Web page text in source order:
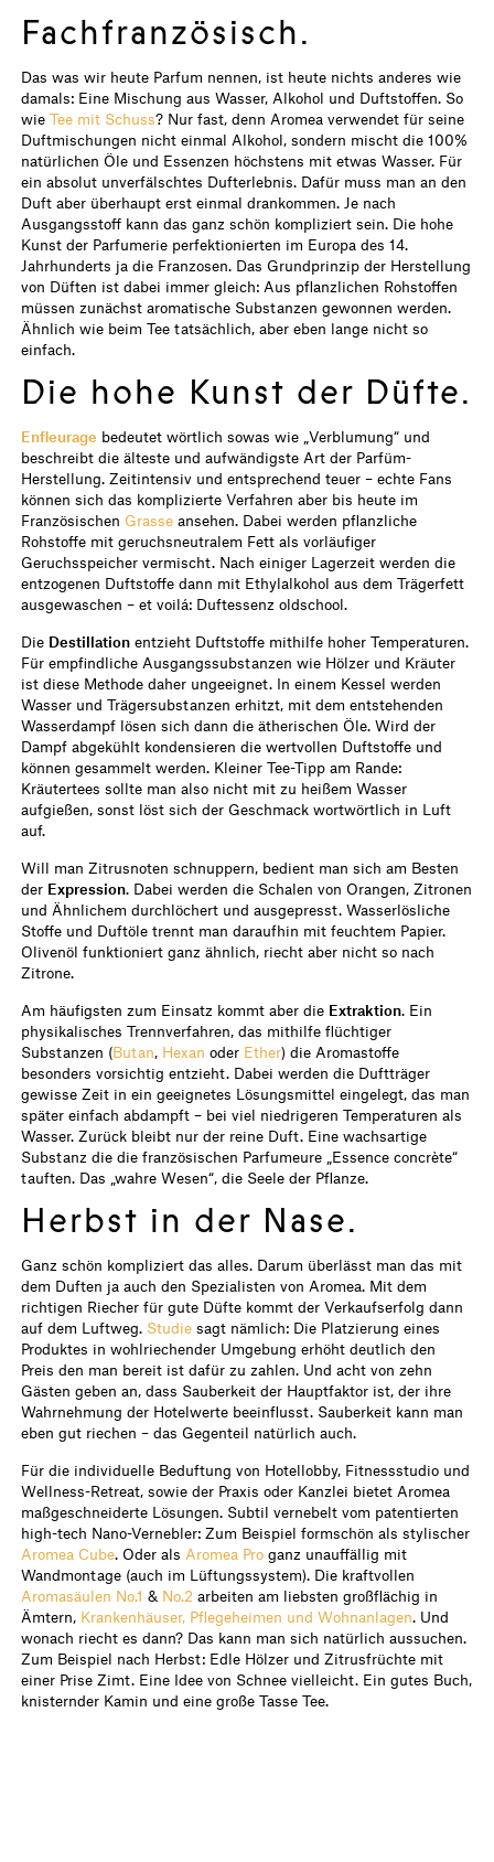
Fachfranzösisch.
Das was wir heute Parfum nennen, ist heute nichts anderes wie
damals: Eine Mischung aus Wasser, Alkohol und Duftstoffen. So
wieTee mit Schuss? Nur fast, denn Aromea verwendet für seine
Duftmischungen nicht einmal Alkohol, sondern mischt die 100%
natürlichen Öle und Essenzen höchstens mit etwas Wasser. Für
ein absolut unverfälschtes Dufterlebnis. Dafür muss man an den
Duft aber überhaupt erst einmal drankommen. Je nach
Ausgangsstoff kann das ganz schön kompliziert sein. Die hohe
Kunst der Parfumerie perfektionierten im Europa des 14.
Jahrhunderts ja die Franzosen. Das Grundprinzip der Herstellung
von Düften ist dabei immer gleich: Aus pflanzlichen Rohstoffen
müssen zunächst aromatische Substanzen gewonnen werden.
Ähnlich wie beim Tee tatsächlich, aber eben lange nicht so
einfach.
Die hohe Kunst der Düfte.
Enfleurage bedeutet wörtlich sowas wie „Verblumung“ und
beschreibt die älteste und aufwändigste Art der Parfüm-
Herstellung. Zeitintensiv und entsprechend teuer – echte Fans
können sich das komplizierte Verfahren aber bis heute im
Französischen Grasse ansehen. Dabei werden pflanzliche
Rohstoffe mit geruchsneutralem Fett als vorläufiger
Geruchsspeicher vermischt. Nach einiger Lagerzeit werden die
entzogenen Duftstoffe dann mit Ethylalkohol aus dem Trägerfett
ausgewaschen – et voilá: Duftessenz oldschool.
Die Destillation entzieht Duftstoffe mithilfe hoher Temperaturen.
Für empfindliche Ausgangssubstanzen wie Hölzer und Kräuter
ist diese Methode daher ungeeignet. In einem Kessel werden
Wasser und Trägersubstanzen erhitzt, mit dem entstehenden
Wasserdampf lösen sich dann die ätherischen Öle. Wird der
Dampf abgekühlt kondensieren die wertvollen Duftstoffe und
können gesammelt werden. Kleiner Tee-Tipp am Rande:
Kräutertees sollte man also nicht mit zu heißem Wasser
aufgießen, sonst löst sich der Geschmack wortwörtlich in Luft
auf.
Will man Zitrusnoten schnuppern, bedient man sich am Besten
der Expression. Dabei werden die Schalen von Orangen, Zitronen
und Ähnlichem durchlöchert und ausgepresst. Wasserlösliche
Stoffe und Duftöle trennt man daraufhin mit feuchtem Papier.
Olivenöl funktioniert ganz ähnlich, riecht aber nicht so nach
Zitrone.
Am häufigsten zum Einsatz kommt aber die Extraktion. Ein
physikalisches Trennverfahren, das mithilfe flüchtiger
Substanzen (Butan, Hexan oder Ether) die Aromastoffe
besonders vorsichtig entzieht. Dabei werden die Duftträger
gewisse Zeit in ein geeignetes Lösungsmittel eingelegt, das man
später einfach abdampft – bei viel niedrigeren Temperaturen als
Wasser. Zurück bleibt nur der reine Duft. Eine wachsartige
Substanz die die französischen Parfumeure „Essence concrète“
tauften. Das „wahre Wesen“, die Seele der Pflanze.
Herbst in der Nase.
Ganz schön kompliziert das alles. Darum überlässt man das mit
dem Duften ja auch den Spezialisten von Aromea. Mit dem
richtigen Riecher für gute Düfte kommt der Verkaufserfolg dann
auf dem Luftweg. Studie sagt nämlich: Die Platzierung eines
Produktes in wohlriechender Umgebung erhöht deutlich den
Preis den man bereit ist dafür zu zahlen. Und acht von zehn
Gästen geben an, dass Sauberkeit der Hauptfaktor ist, der ihre
Wahrnehmung der Hotelwerte beeinflusst. Sauberkeit kann man
eben gut riechen – das Gegenteil natürlich auch.
Für die individuelle Beduftung von Hotellobby, Fitnessstudio und
Wellness-Retreat, sowie der Praxis oder Kanzlei bietet Aromea
maßgeschneiderte Lösungen. Subtil vernebelt vom patentierten
high-tech Nano-Vernebler: Zum Beispiel formschön als stylischer
Aromea Cube. Oder als Aromea Pro ganz unauffällig mit
Wandmontage (auch im Lüftungssystem). Die kraftvollen
Aromasäulen No.1 & No.2 arbeiten am liebsten großflächig in
Ämtern, Krankenhäuser, Pflegeheimen und Wohnanlagen. Und
wonach riecht es dann? Das kann man sich natürlich aussuchen.
Zum Beispiel nach Herbst: Edle Hölzer und Zitrusfrüchte mit
einer Prise Zimt. Eine Idee von Schnee vielleicht. Ein gutes Buch,
knisternder Kamin und eine große Tasse Tee.